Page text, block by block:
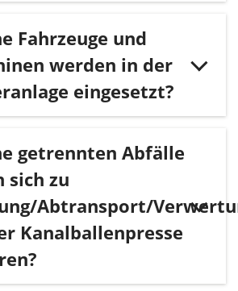
Fahrzeuge und
werden in der
eingesetzt?
getrennten Abfälle
sich zu
Abtransport/
Kanalballenpresse